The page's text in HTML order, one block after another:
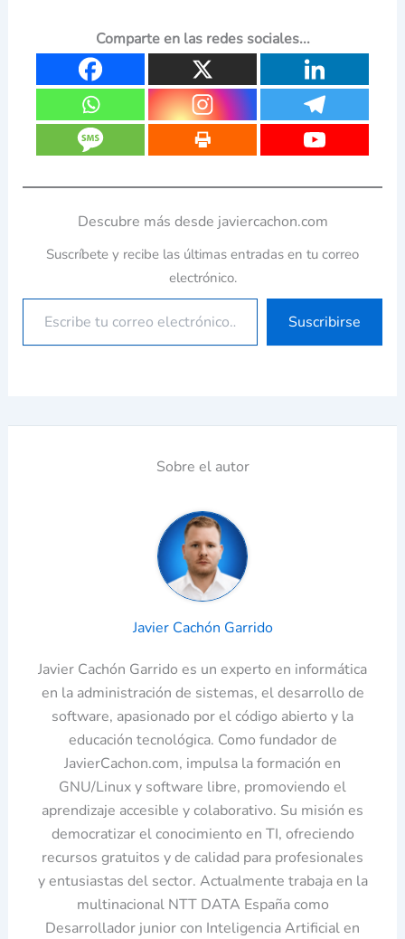
Comparte en las redes sociales...
Descubre más desde javiercachon.com
Suscríbete y recibe las últimas entradas en tu correo
electrónico.
Suscribirse
Sobre el autor
Javier Cachón Garrido
Javier Cachón Garrido es un experto en informática
en la administración de sistemas, el desarrollo de
software, apasionado por el código abierto y la
educación tecnológica. Como fundador de
JavierCachon.com, impulsa la formación en
GNU/Linux y software libre, promoviendo el
aprendizaje accesible y colaborativo. Su misión es
democratizar el conocimiento en TI, ofreciendo
recursos gratuitos y de calidad para profesionales
y entusiastas del sector. Actualmente trabaja en la
multinacional NTT DATA España como
Desarrollador junior con Inteligencia Artificial en